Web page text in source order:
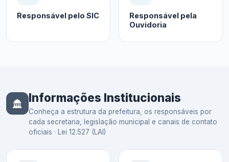
Responsável pelo SIC
Responsável pela
Ouvidoria
Informações Institucionais
Conheça a estrutura da prefeitura, os responsáveis por
cada secretaria, legislação municipal e canais de contato
oficiais · Lei 12.527 (LAI)